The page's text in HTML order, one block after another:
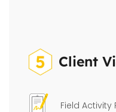
Client
Field Activity